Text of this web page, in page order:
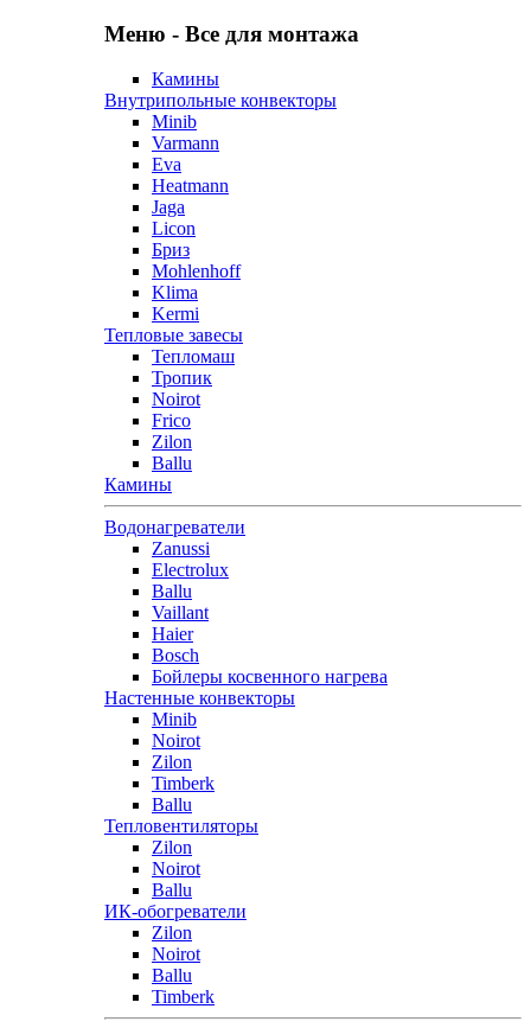
Меню - Все для монтажа
Камины
Внутрипольные конвекторы
Minib
Varmann
Eva
Heatmann
Jaga
Licon
Бриз
Mohlenhoff
Klima
Kermi
Тепловые завесы
Тепломаш
Тропик
Noirot
Frico
Zilon
Ballu
Камины
Водонагреватели
Zanussi
Electrolux
Ballu
Vaillant
Haier
Bosch
Бойлеры косвенного нагрева
Настенные конвекторы
Minib
Noirot
Zilon
Timberk
Ballu
Тепловентиляторы
Zilon
Noirot
Ballu
ИК-обогреватели
Zilon
Noirot
Ballu
Timberk